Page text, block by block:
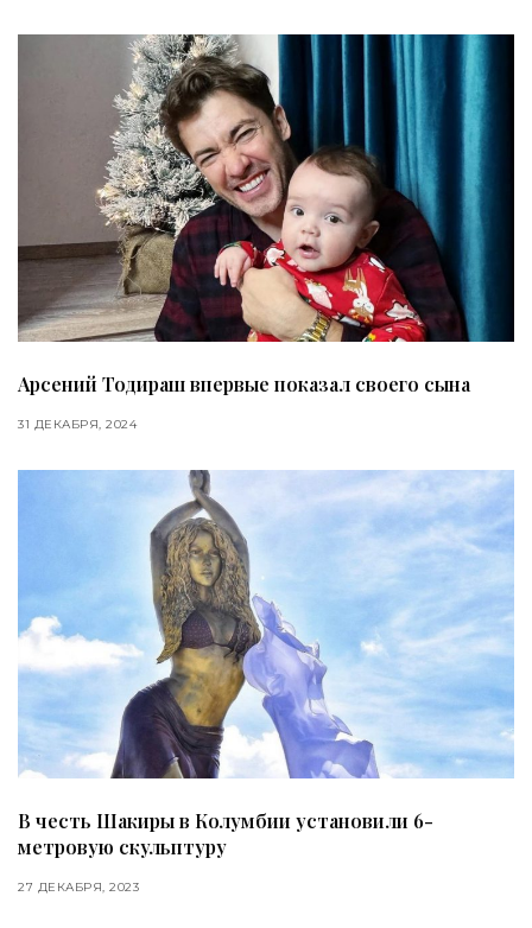
Арсений Тодираш впервые показал своего сына
31 ДЕКАБРЯ, 2024
В честь Шакиры в Колумбии установили 6-
метровую скульптуру
27 ДЕКАБРЯ, 2023